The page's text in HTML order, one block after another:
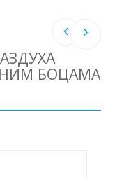
БОЦАМА